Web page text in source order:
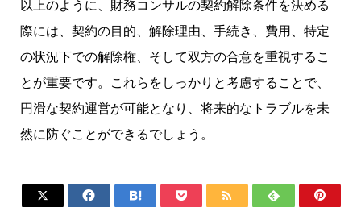
以上のように、財務コンサルの契約解除条件を決める
際には、契約の目的、解除理由、手続き、費用、特定
の状況下での解除権、そして双方の合意を重視するこ
とが重要です。これらをしっかりと考慮することで、
円滑な契約運営が可能となり、将来的なトラブルを未
然に防ぐことができるでしょう。
      